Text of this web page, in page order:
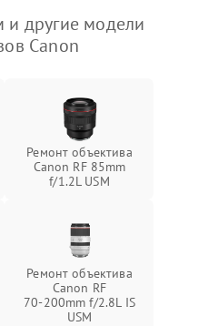
другие модели
Canon
Ремонт объектива
Canon RF 85mm
f/1.2L USM
Ремонт объектива
Canon RF
70‑200mm f/2.8L IS
USM